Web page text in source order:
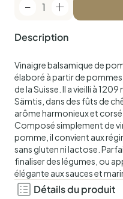
1
Description
Vinaigre balsamique de
élaboré à partir de
de la Suisse. Il a vieilli à
Sämtis, dans des fûts de
arôme harmonieux et
Composé simplement de
pomme, il convient aux
sans gluten ni lactose.
finaliser des légumes, ou
élégante aux sauces et
Détails du produit